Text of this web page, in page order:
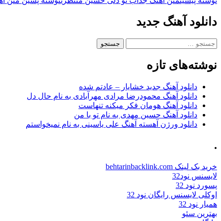
نوشته
دانلود آهنگ جدید
جستجو
نوشته‌های تازه
دانلود آهنگ جدید خشایار – عادتم شده
دانلود آهنگ محمودرضا مرادی مهرآبادی به نام حال دل
دانلود آهنگ هومان فکر میکنه تنهاست
دانلود آهنگ حسین مهدی به نام تو با من
دانلود ورژن آهسته آهنگ علی یاسینی به نام نمیخواستم
.
خرید بک لینک behtarinbacklink.com
لایسنس نود32
پسورد نود 32
اوکلی لایسنس رایگان نود 32
همیار نود 32
بهترین سئو